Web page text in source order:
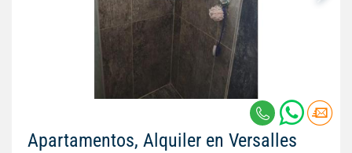
Apartamentos, Alquiler en Versalles